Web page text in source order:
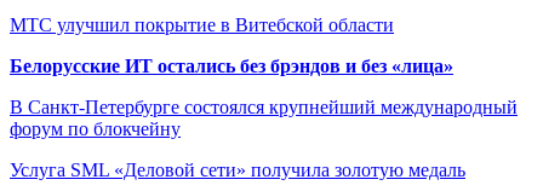
МТС улучшил покрытие в Витебской области
Белорусские ИТ остались без брэндов и без «лица»
В Санкт-Петербурге состоялся крупнейший международный
форум по блокчейну
Услуга SML «Деловой сети» получила золотую медаль